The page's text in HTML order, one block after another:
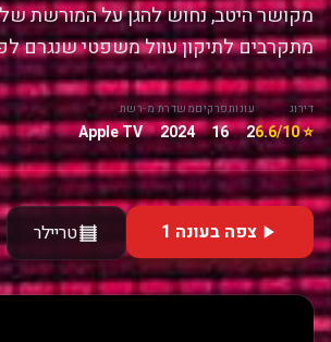
מקושר היטב, נחוש להגן על המורשת
מתקרבים לתיקון עוול משפטי שנגרם
דירוג
⭐ 6.6/10
עונות
2
פרקים
16
משדרת מ-
2024
רשת
Apple TV
צפה בעונה 1 טריילר